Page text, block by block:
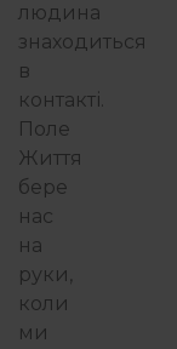
людина
знаходиться
в
контакті.
Поле
Життя
бере
нас
на
руки,
коли
ми